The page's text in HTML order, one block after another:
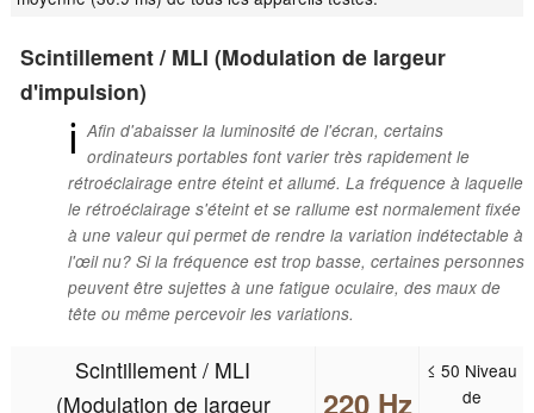
Scintillement / MLI (Modulation de largeur
d'impulsion)
ℹ Afin d'abaisser la luminosité de l'écran, certains
ordinateurs portables font varier très rapidement le
rétroéclairage entre éteint et allumé. La fréquence à laquelle
le rétroéclairage s'éteint et se rallume est normalement fixée
à une valeur qui permet de rendre la variation indétectable à
l'œil nu? Si la fréquence est trop basse, certaines personnes
peuvent être sujettes à une fatigue oculaire, des maux de
tête ou même percevoir les variations.
Scintillement / MLI
(Modulation de largeur
220 Hz
≤ 50 Niveau
de